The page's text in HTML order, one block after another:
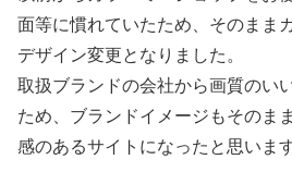
面等に慣れていたため、そのまま
デザイン変更となりました。
取扱ブランドの会社から画質のい
ため、ブランドイメージもそのま
感のあるサイトになったと思います